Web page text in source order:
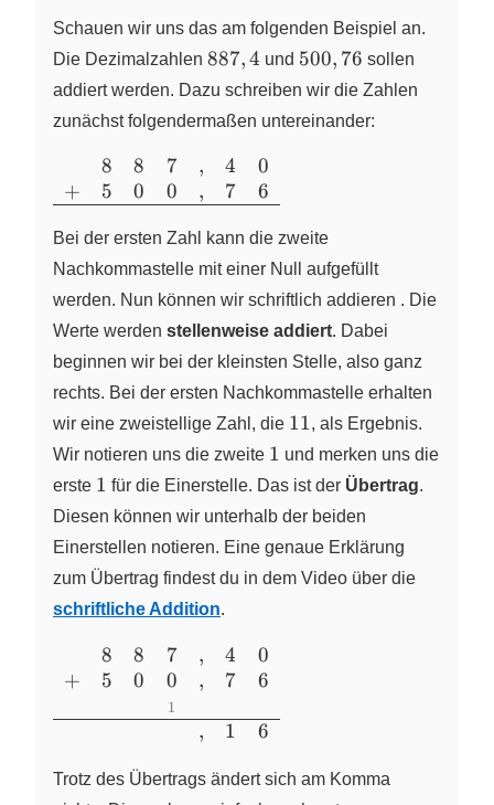
Schauen wir uns das am folgenden Beispiel an.
Die Dezimalzahlen 887,4
887,4 und 500,76
500, 76 sollen
addiert werden. Dazu schreiben wir die Zahlen
zunächst folgendermaßen untereinander:
\begin{array}
{ccccccc}
+&5&0&0&,&7&6\\
\hline \end{array}
+
8
5
8
0
7
0
,
,
4
7
0
6
Bei der ersten Zahl kann die zweite
Nachkommastelle mit einer Null aufgefüllt
werden. Nun können wir schriftlich addieren . Die
Werte werden stellenweise addiert. Dabei
beginnen wir bei der kleinsten Stelle, also ganz
rechts. Bei der ersten Nachkommastelle erhalten
wir eine zweistellige Zahl, die 11
11, als Ergebnis.
Wir notieren uns die zweite 1
1 und merken uns die
erste 1
1 für die Einerstelle. Das ist der Übertrag.
Diesen können wir unterhalb der beiden
Einerstellen notieren. Eine genaue Erklärung
zum Übertrag findest du in dem Video über die
schriftliche Addition.
\begin{array}{ccccccc}
&8&8&7&,&4&0\\
+&5&0&0&,&7&6\\
&&&\color{grey}
\hline &&&&,&1&6\\
+
8
5
8
0
7
0
1
,
,
,
4
7
1
0
6
6
Trotz des Übertrags ändert sich am Komma